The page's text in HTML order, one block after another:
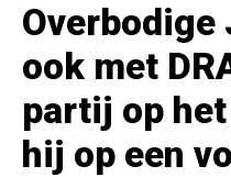
Overbodige
ook met
partij op het
hij op een